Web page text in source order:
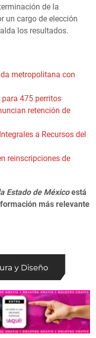
de la
un cargo de elección
los resultados.
metropolitana con
475 perritos
retención de
a Recursos del
reinscripciones de
Estado de Méxicoestá
más relevante